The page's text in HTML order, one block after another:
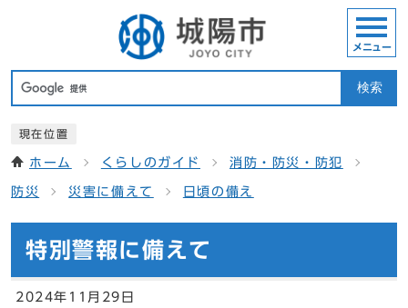
検索
メニュー
現在位置
ホーム くらしのガイド 消防・防災・防犯
防災 災害に備えて 日頃の備え
特別警報に備えて
2024年11月29日